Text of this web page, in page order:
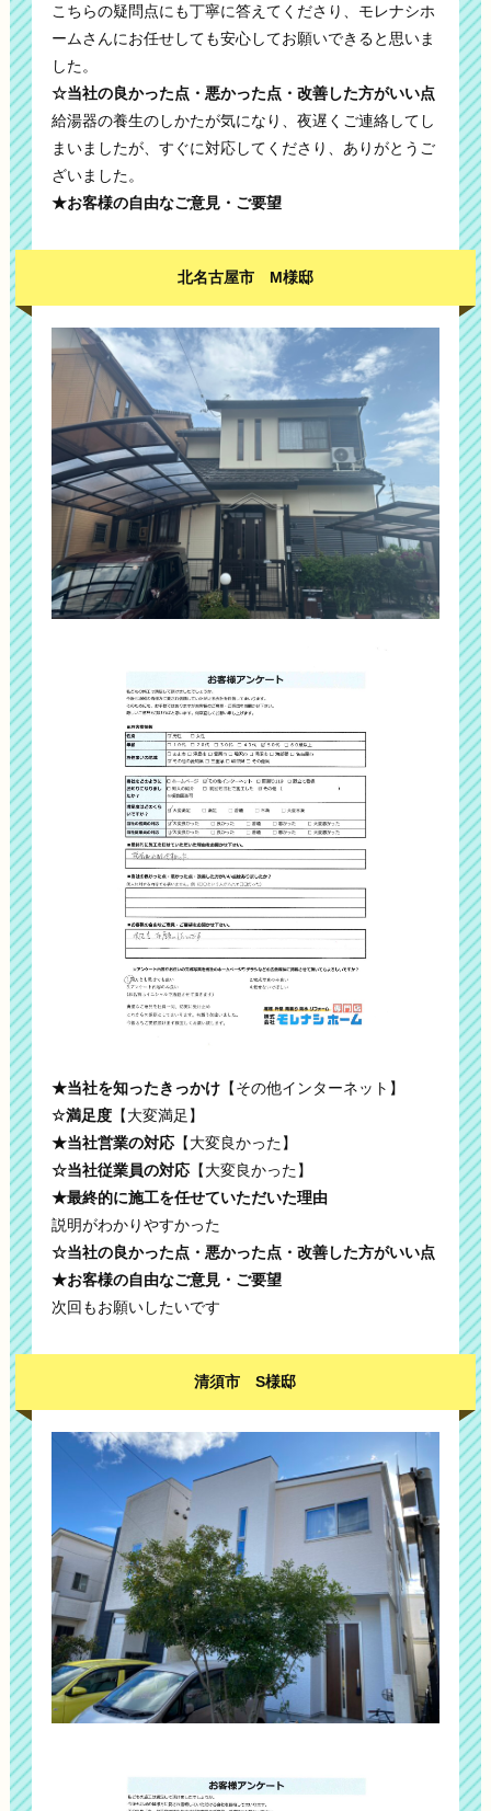
こちらの疑問点にも丁寧に答えてくださり、モレナシホ
ームさんにお任せしても安心してお願いできると思いま
した。
☆当社の良かった点・悪かった点・改善した方がいい点
給湯器の養生のしかたが気になり、夜遅くご連絡してし
まいましたが、すぐに対応してくださり、ありがとうご
ざいました。
★お客様の自由なご意見・ご要望
北名古屋市 M様邸
★当社を知ったきっかけ【その他インターネット】
☆満足度【大変満足】
★当社営業の対応【大変良かった】
☆当社従業員の対応【大変良かった】
★最終的に施工を任せていただいた理由
説明がわかりやすかった
☆当社の良かった点・悪かった点・改善した方がいい点
★お客様の自由なご意見・ご要望
次回もお願いしたいです
清須市 S様邸